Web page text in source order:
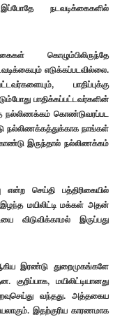
நடவடிக்கைகளில்
கொழும்பிலிருந்தே
எடுக்கப்படவில்லை.
பாதிப்புக்கு
பாதிக்கப்பட்டவர்களின்
நல்லிணக்கம் கொண்டுவரப்பட
நல்லிணக்கத்துக்காக நாங்கள்
இருந்தால் நல்லிணக்கம்
என்ற செய்தி பத்திரிகையில்
மயிலிட்டி மக்கள் அதன்
விடுவிக்காமல் இருப்பது
இரண்டு துறைமுகங்களே
குறிப்பாக, மயிலிட்டியானது
வந்தது. அத்தகைய
இதற்குரிய காரணமாக